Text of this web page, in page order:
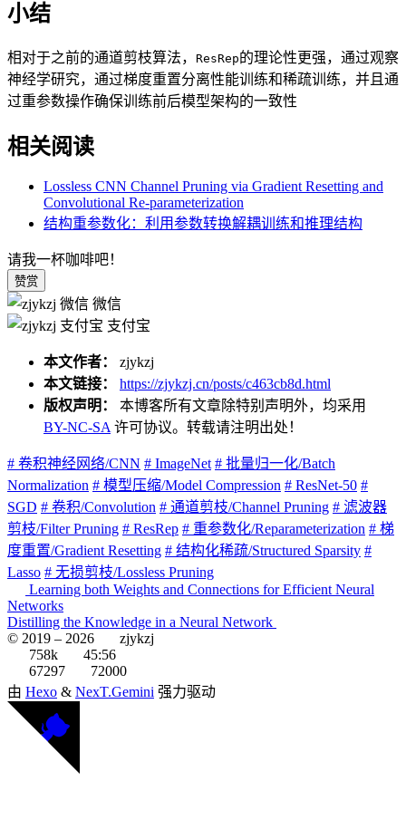
小结
相对于之前的通道剪枝算法， ResRep的理论性更强，通过观察
神经学研究，通过梯度重置分离性能训练和稀疏训练，并且通
过重参数操作确保训练前后模型架构的一致性
相关阅读
Lossless CNN Channel Pruning via Gradient Resetting and
Convolutional Re-parameterization
结构重参数化：利用参数转换解耦训练和推理结构
请我一杯咖啡吧！
赞赏
微信
支付宝
本文作者： zjykzj
本文链接：
https://zjykzj.cn/posts/c463cb8d.html
版权声明： 本博客所有文章除特别声明外，均采用
BY-NC-SA 许可协议。转载请注明出处！
# 卷积神经网络/CNN # ImageNet # 批量归一化/Batch
Normalization # 模型压缩/Model Compression # ResNet-50 #
SGD # 卷积/Convolution # 通道剪枝/Channel Pruning # 滤波器
剪枝/Filter Pruning # ResRep # 重参数化/Reparameterization # 梯
度重置/Gradient Resetting # 结构化稀疏/Structured Sparsity #
Lasso # 无损剪枝/Lossless Pruning
Learning both Weights and Connections for Efficient Neural
Networks
Distilling the Knowledge in a Neural Network
© 2019 – 2026
zjykzj
758k
45:56
67297
72000
由 Hexo & NexT.Gemini 强力驱动